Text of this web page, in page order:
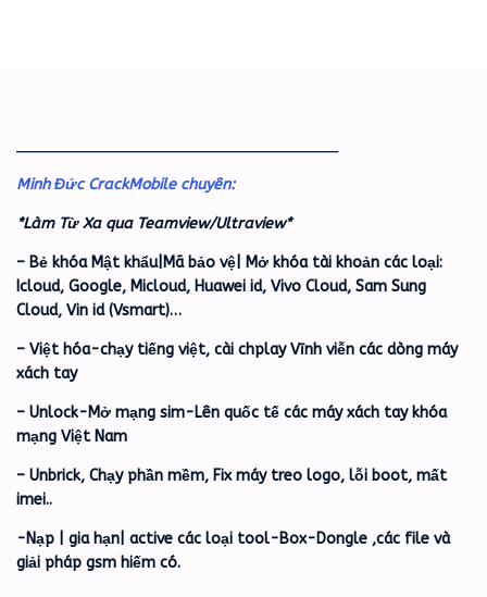
Minh Đức CrackMobile chuyên:
*Làm Từ Xa qua Teamview/Ultraview*
– Bẻ khóa Mật khẩu|Mã bảo vệ| Mở khóa tài khoản các loại:
Icloud, Google, Micloud, Huawei id, Vivo Cloud, Sam Sung
Cloud, Vin id (Vsmart)…
– Việt hóa-chạy tiếng việt, cài chplay Vĩnh viễn các dòng máy
xách tay
– Unlock-Mở mạng sim-Lên quốc tế các máy xách tay khóa
mạng Việt Nam
– Unbrick, Chạy phần mềm, Fix máy treo logo, lỗi boot, mất
imei..
-Nạp | gia hạn| active các loại tool-Box-Dongle ,các file và
giải pháp gsm hiếm có.